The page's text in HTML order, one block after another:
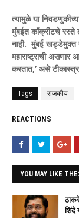
त्यामुळे या
मुंबईत काँक्रीटचे रस्ते
नाही. मुंबई खड्डेमुक्त
महाराष्ट्राची
करतात,’ असे
Tags राजकीय
REACTIONS
YOU MAY LIKE
शिंदे